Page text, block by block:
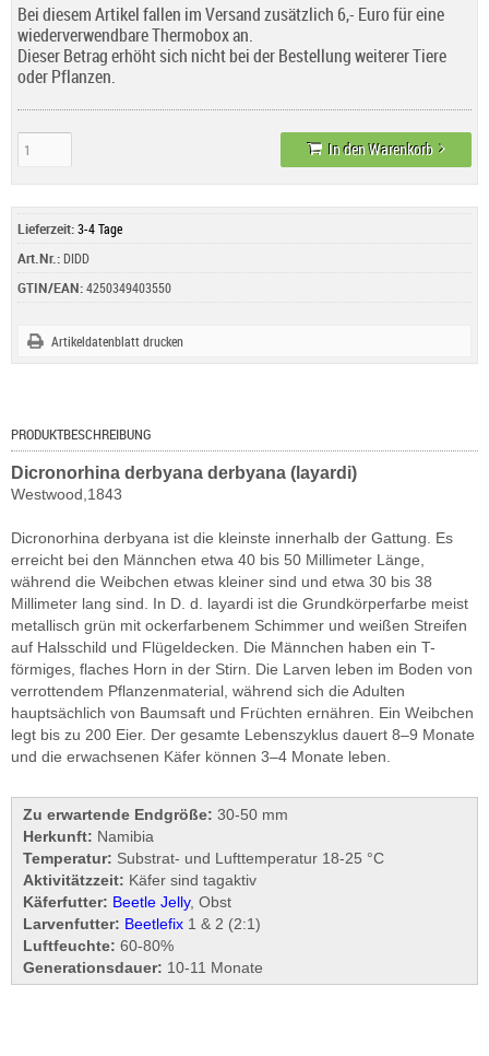
Bei diesem Artikel fallen im Versand zusätzlich 6,- Euro für eine
wiederverwendbare Thermobox an.
Dieser Betrag erhöht sich nicht bei der Bestellung weiterer Tiere
oder Pflanzen.
In den Warenkorb
Lieferzeit:3-4 Tage
Art.Nr.:DIDD
GTIN/EAN:4250349403550
Artikeldatenblatt drucken
PRODUKTBESCHREIBUNG
Dicronorhina derbyana derbyana (layardi)
Westwood,1843
Dicronorhina derbyana ist die kleinste innerhalb der Gattung. Es
erreicht bei den Männchen etwa 40 bis 50 Millimeter Länge,
während die Weibchen etwas kleiner sind und etwa 30 bis 38
Millimeter lang sind. In D. d. layardi ist die Grundkörperfarbe meist
metallisch grün mit ockerfarbenem Schimmer und weißen Streifen
auf Halsschild und Flügeldecken. Die Männchen haben ein T-
förmiges, flaches Horn in der Stirn. Die Larven leben im Boden von
verrottendem Pflanzenmaterial, während sich die Adulten
hauptsächlich von Baumsaft und Früchten ernähren. Ein Weibchen
legt bis zu 200 Eier. Der gesamte Lebenszyklus dauert 8–9 Monate
und die erwachsenen Käfer können 3–4 Monate leben.
Zu erwartende Endgröße: 30-50 mm
Herkunft: Namibia
Temperatur: Substrat- und Lufttemperatur 18-25 °C
Aktivitätzzeit: Käfer sind tagaktiv
Käferfutter: Beetle Jelly, Obst
Larvenfutter: Beetlefix 1 & 2 (2:1)
Luftfeuchte: 60-80%
Generationsdauer: 10-11 Monate